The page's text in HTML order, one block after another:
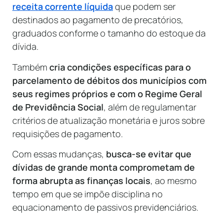
receita corrente líquidaque podem ser
destinados ao pagamento de precatórios,
graduados conforme o tamanho do estoque da
dívida.
Também cria condições específicas para o
parcelamento de débitos dos municípios com
seus regimes próprios e com o Regime Geral
de Previdência Social, além de regulamentar
critérios de atualização monetária e juros sobre
requisições de pagamento.
Com essas mudanças, busca-se evitar que
dívidas de grande monta comprometam de
forma abrupta as finanças locais, ao mesmo
tempo em que se impõe disciplina no
equacionamento de passivos previdenciários.